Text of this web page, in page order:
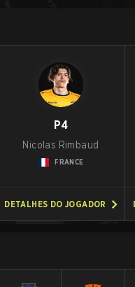
P4
Nicolas Rimbaud
FRANCE
DETALHES DO JOGADOR